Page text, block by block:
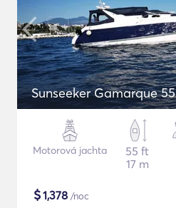
Sunseeker Gamarque 55
Motorová jachta
55 ft
17 m
$1,378 /noc